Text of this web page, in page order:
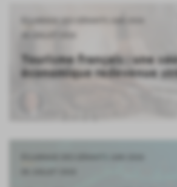
Tourisme français : une
économique redevenue